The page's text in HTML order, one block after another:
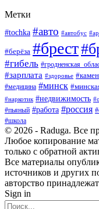
Метки
#tochka #авто #автобус
#берёза #брест
#гибель
#зарплата #здоровье
#медицина #минск
#наркотик #недвижимость
#пьяный #работа #россия
#школа
© 2026 - Raduga. Все
Любое копирование
только с обратной
Все материалы
источников и других
авторство
Sign in